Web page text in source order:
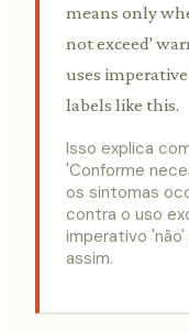
means only
not exceed'
uses
labels like this.
Isso explica
'Conforme
os sintomas
contra o uso
imperativo
assim.